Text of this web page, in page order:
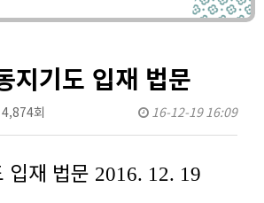
지기도 입재 법문
회 16-12-19 16:09
입재 법문 2016. 12. 19